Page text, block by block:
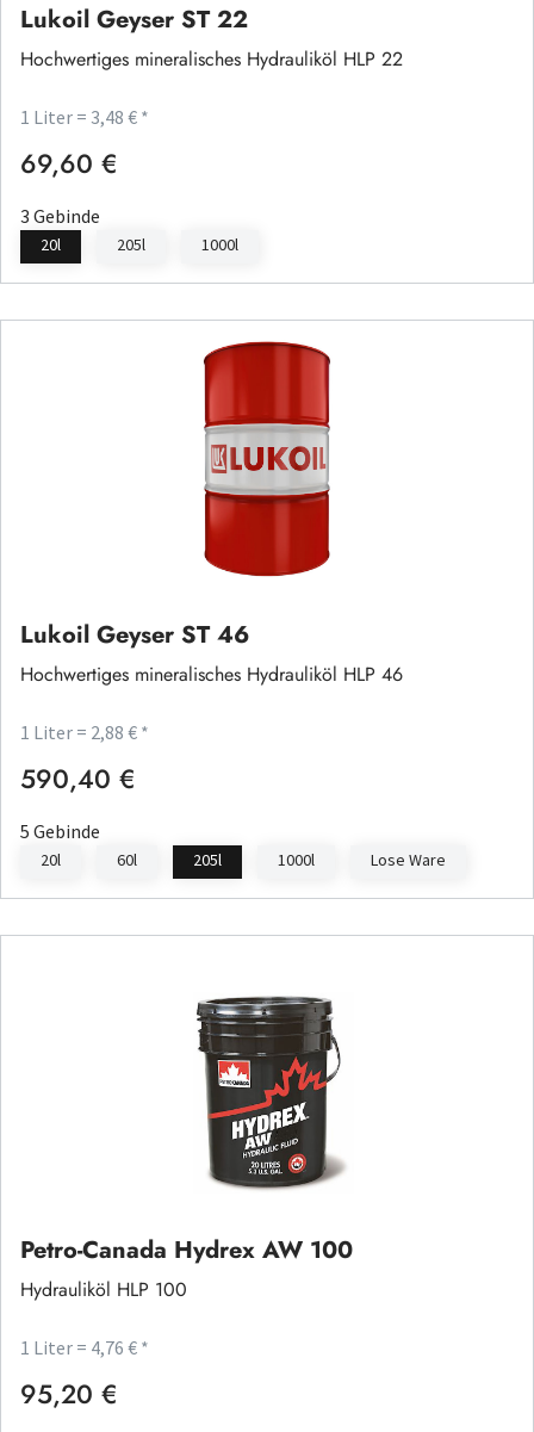
Lukoil Geyser ST 22
Hochwertiges mineralisches Hydrauliköl HLP 22
1 Liter = 3,48 € *
Regulärer Preis:
69,60 €
3 Gebinde
20l 205l 1000l
Lukoil Geyser ST 46
Hochwertiges mineralisches Hydrauliköl HLP 46
1 Liter = 2,88 € *
Regulärer Preis:
590,40 €
5 Gebinde
20l 60l 205l 1000l Lose Ware
Petro-Canada Hydrex AW 100
Hydrauliköl HLP 100
1 Liter = 4,76 € *
Regulärer Preis:
95,20 €